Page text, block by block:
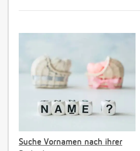
Suche Vornamen nach ihrer